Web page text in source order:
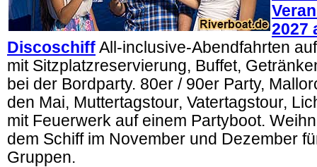
2027
Discoschiff All-inclusive-Abendfahrten
mit Sitzplatzreservierung, Buffet,
bei der Bordparty. 80er / 90er Party,
den Mai, Muttertagstour, Vatertagstour,
mit Feuerwerk auf einem Partyboot.
dem Schiff im November und Dezember
Gruppen.